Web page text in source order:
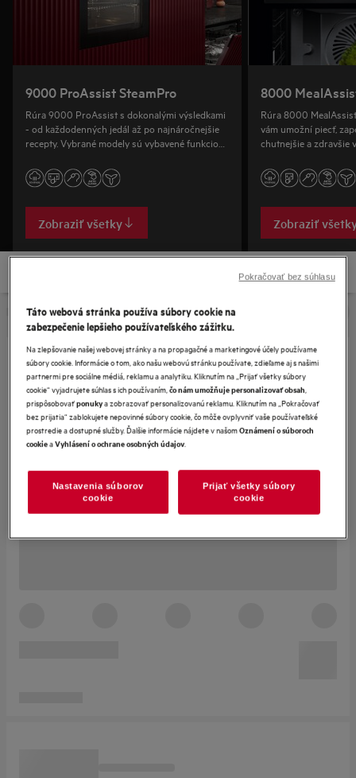
9000 ProAssist SteamPro
Rúra 9000 ProAssist s dokonalými výsledkami
- od každodenných jedál až po najnáročnejšie
recepty. Vybrané modely sú vybavené funkciou
Zobraziť všetky
8000
Rúra 8000
vám umožní piecť,
chutnejšie a zdravšie
Zobraziť
Táto webová stránka používa súbory cookie na
zabezpečenie lepšieho používateľského zážitku.
Na zlepšovanie našej webovej stránky a na propagačné a marketingové účely používame
súbory cookie. Informácie o tom, ako našu webovú stránku používate, zdieľame aj s našimi
partnermi pre sociálne médiá, reklamu a analytiku. Kliknutím na „Prijať všetky súbory
cookie“ vyjadrujete súhlas s ich používaním,čo nám umožňuje personalizovať obsah,
prispôsobovaťponukya zobrazovať personalizovanú reklamu. Kliknutím na „Pokračovať
bez prijatia“ zablokujete nepovinné súbory cookie, čo môže ovplyvniť vaše používateľské
prostredie a dostupné služby. Ďalšie informácie nájdete v našomOznámení o súboroch
cookieaVyhlásení o ochrane osobných údajov.
Nastavenia súborov
cookie
Prijať všetky súbory
cookie
Pokračovať bez súhlasu